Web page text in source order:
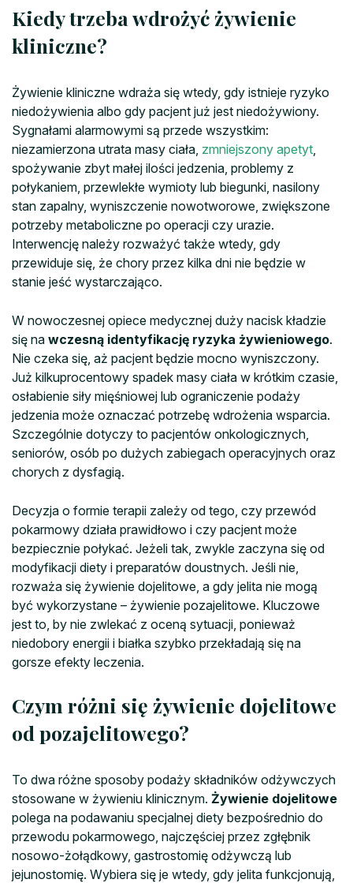
Kiedy trzeba wdrożyć żywienie
kliniczne?
Żywienie kliniczne wdraża się wtedy, gdy istnieje ryzyko
niedożywienia albo gdy pacjent już jest niedożywiony.
Sygnałami alarmowymi są przede wszystkim:
niezamierzona utrata masy ciała, zmniejszony apetyt
spożywanie zbyt małej ilości jedzenia, problemy z
połykaniem, przewlekłe wymioty lub biegunki, nasilony
stan zapalny, wyniszczenie nowotworowe, zwiększone
potrzeby metaboliczne po operacji czy urazie.
Interwencję należy rozważyć także wtedy, gdy
przewiduje się, że chory przez kilka dni nie będzie w
stanie jeść wystarczająco.
W nowoczesnej opiece medycznej duży nacisk kładzie
się na wczesną identyfikację ryzyka żywieniowego.
Nie czeka się, aż pacjent będzie mocno wyniszczony.
Już kilkuprocentowy spadek masy ciała w krótkim czasie,
osłabienie siły mięśniowej lub ograniczenie podaży
jedzenia może oznaczać potrzebę wdrożenia wsparcia.
Szczególnie dotyczy to pacjentów onkologicznych,
seniorów, osób po dużych zabiegach operacyjnych oraz
chorych z dysfagią.
Decyzja o formie terapii zależy od tego, czy przewód
pokarmowy działa prawidłowo i czy pacjent może
bezpiecznie połykać. Jeżeli tak, zwykle zaczyna się od
modyfikacji diety i preparatów doustnych. Jeśli nie,
rozważa się żywienie dojelitowe, a gdy jelita nie mogą
być wykorzystane – żywienie pozajelitowe. Kluczowe
jest to, by nie zwlekać z oceną sytuacji, ponieważ
niedobory energii i białka szybko przekładają się na
gorsze efekty leczenia.
Czym różni się żywienie dojelitowe
od pozajelitowego?
To dwa różne sposoby podaży składników odżywczych
stosowane w żywieniu klinicznym. Żywienie dojelitowe
polega na podawaniu specjalnej diety bezpośrednio do
przewodu pokarmowego, najczęściej przez zgłębnik
nosowo-żołądkowy, gastrostomię odżywczą lub
jejunostomię. Wybiera się je wtedy, gdy jelita funkcjonują,